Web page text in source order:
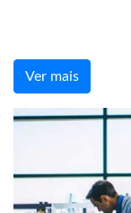
Ver mais